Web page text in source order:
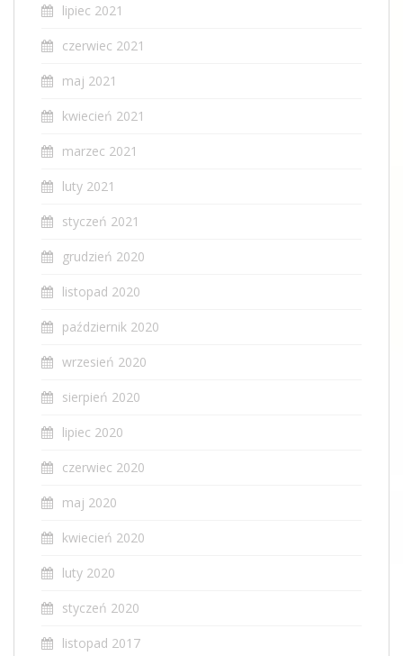
lipiec 2021
czerwiec 2021
maj 2021
kwiecień 2021
marzec 2021
luty 2021
styczeń 2021
grudzień 2020
listopad 2020
październik 2020
wrzesień 2020
sierpień 2020
lipiec 2020
czerwiec 2020
maj 2020
kwiecień 2020
luty 2020
styczeń 2020
listopad 2017